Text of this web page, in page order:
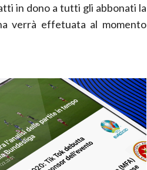
in dono a tutti gli abbonati la
verrà effetuata al momento